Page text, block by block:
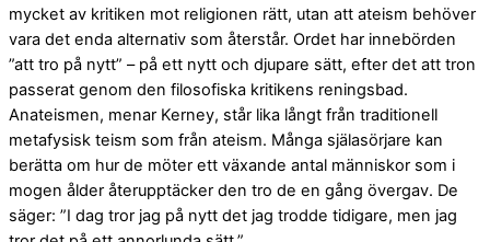
mycket av kritiken mot religionen rätt, utan att ateism behöver
vara det enda alternativ som återstår. Ordet har innebörden
”att tro på nytt” – på ett nytt och djupare sätt, efter det att tron
passerat genom den filosofiska kritikens reningsbad.
Anateismen, menar Kerney, står lika långt från traditionell
metafysisk teism som från ateism. Många själasörjare kan
berätta om hur de möter ett växande antal människor som i
mogen ålder återupptäcker den tro de en gång övergav. De
säger: ”I dag tror jag på nytt det jag trodde tidigare, men jag